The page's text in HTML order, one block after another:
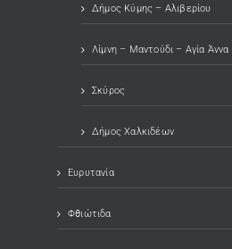
Δήμος Κύμης – Αλιβερίου
Λίμνη – Μαντούδι – Αγία Άννα
Σκύρος
Δήμος Χαλκιδέων
Ευρυτανία
Φθιώτιδα